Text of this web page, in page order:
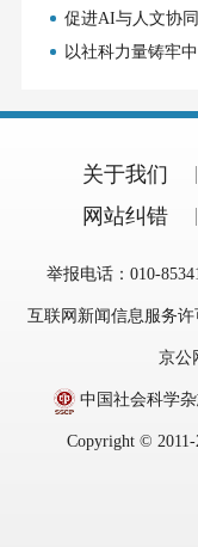
促进AI与人文协
以社科力量铸牢
关于我们
网站纠错
举报电话：010-
互联网新闻信息服务许
京公
中国社会科学
Copyright © 2011-